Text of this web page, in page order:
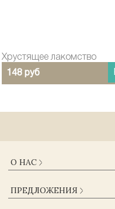
Хрустящее лакомство
148 руб
О НАС
ДОСТАВКА И ОПЛАТА
ПРЕДЛОЖЕНИЯ